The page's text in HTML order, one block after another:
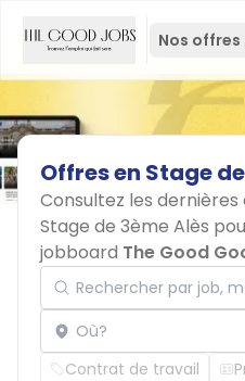
Nos
Offresen Stagede
Consultez les
Stage de 3ème Alès
jobboard The Good
Rechercher par job,
Localisation
Contrat de travail